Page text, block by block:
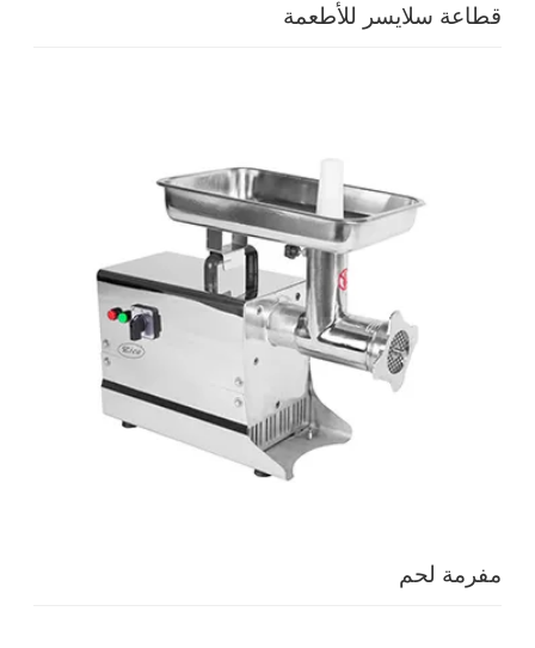
قطاعة سلايسر للأطعمة
مفرمة لحم